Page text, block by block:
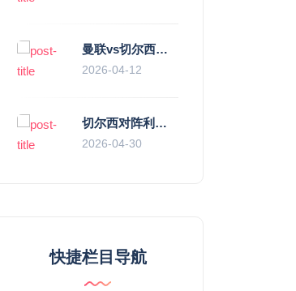
曼联vs切尔西直播复盘：滕哈赫的“伪高位”与波切蒂诺的“无锋阵”，谁更拧巴？
2026-04-12
切尔西对阵利物浦，一场蓝红血脉里的恩怨与忠诚
2026-04-30
快捷栏目导航